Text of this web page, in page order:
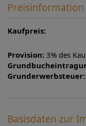
Preisinformation
Kaufpreis:
Provision: 3% des
Grunderwerbsteuer:
Basisdaten zur